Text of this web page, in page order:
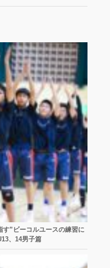
す”ビーコルユースの練習に
、14男子篇